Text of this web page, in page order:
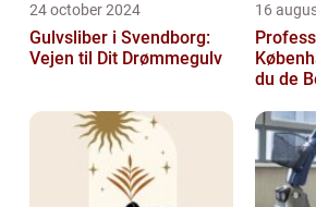
24 october 2024
Gulvsliber i Svendborg:
Vejen til Dit Drømmegulv
16
du de